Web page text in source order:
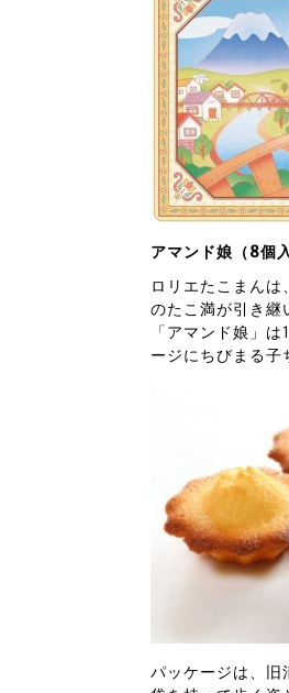
アマンド娘（8個
ロリエたこまん
のたこ満が引き継
「アマンド娘」
ージにちびまる子
パッケージは、旧